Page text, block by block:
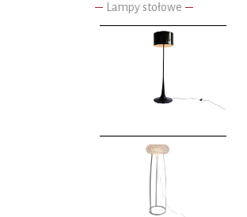
Lampy stołowe